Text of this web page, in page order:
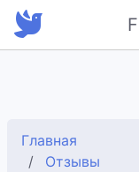
Главная
Отзывы